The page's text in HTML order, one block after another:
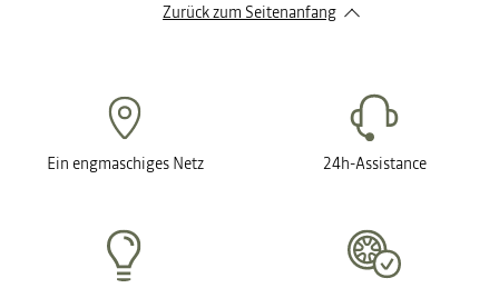
Zurück zum Seitenanfang
Ein engmaschiges Netz 24h-Assistance